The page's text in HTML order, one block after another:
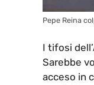
Pepe Reina
I tifosi
Sarebbe
acceso in